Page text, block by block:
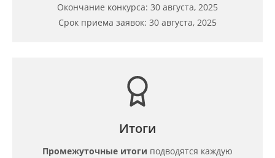
Окончание конкурса: 30 августа, 2025
Срок приема заявок: 30 августа, 2025
Итоги
Промежуточные итоги подводятся каждую